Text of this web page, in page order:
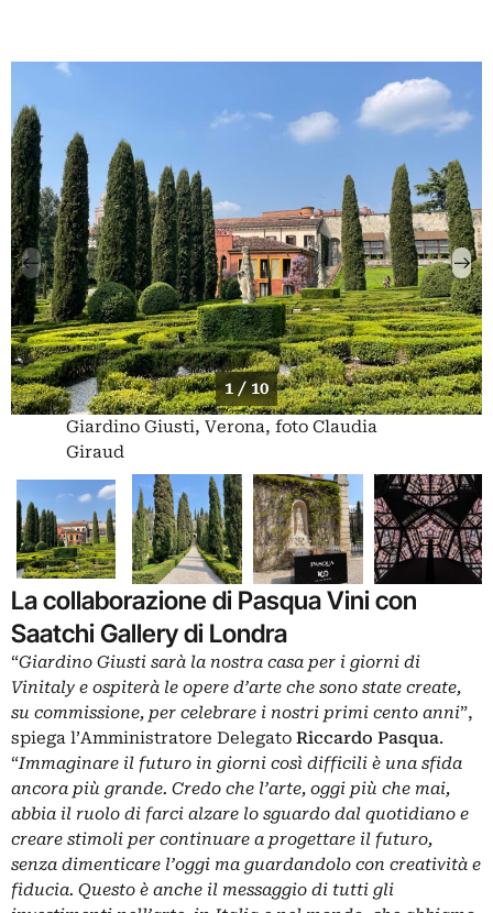
1 / 10
Giardino Giusti, Verona, foto Claudia
Giraud
La collaborazione di Pasqua Vini con
Saatchi Gallery di Londra
“Giardino Giusti sarà la nostra casa per i giorni di
Vinitaly e ospiterà le opere d’arte che sono state create,
su commissione, per celebrare i nostri primi cento anni”,
spiega l’Amministratore Delegato Riccardo Pasqua.
“Immaginare il futuro in giorni così difficili è una sfida
ancora più grande. Credo che l’arte, oggi più che mai,
abbia il ruolo di farci alzare lo sguardo dal quotidiano e
creare stimoli per continuare a progettare il futuro,
senza dimenticare l’oggi ma guardandolo con creatività e
fiducia. Questo è anche il messaggio di tutti gli